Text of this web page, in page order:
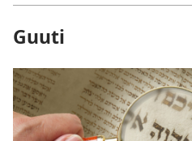
Guuti